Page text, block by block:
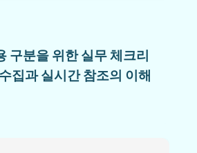
구분을 위한 실무 체크리
집과 실시간 참조의 이해